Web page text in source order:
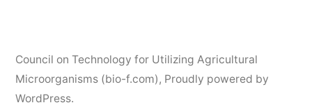
Council on Technology for Utilizing Agricultural
Microorganisms (bio-f.com) , Proudly powered by
WordPress.